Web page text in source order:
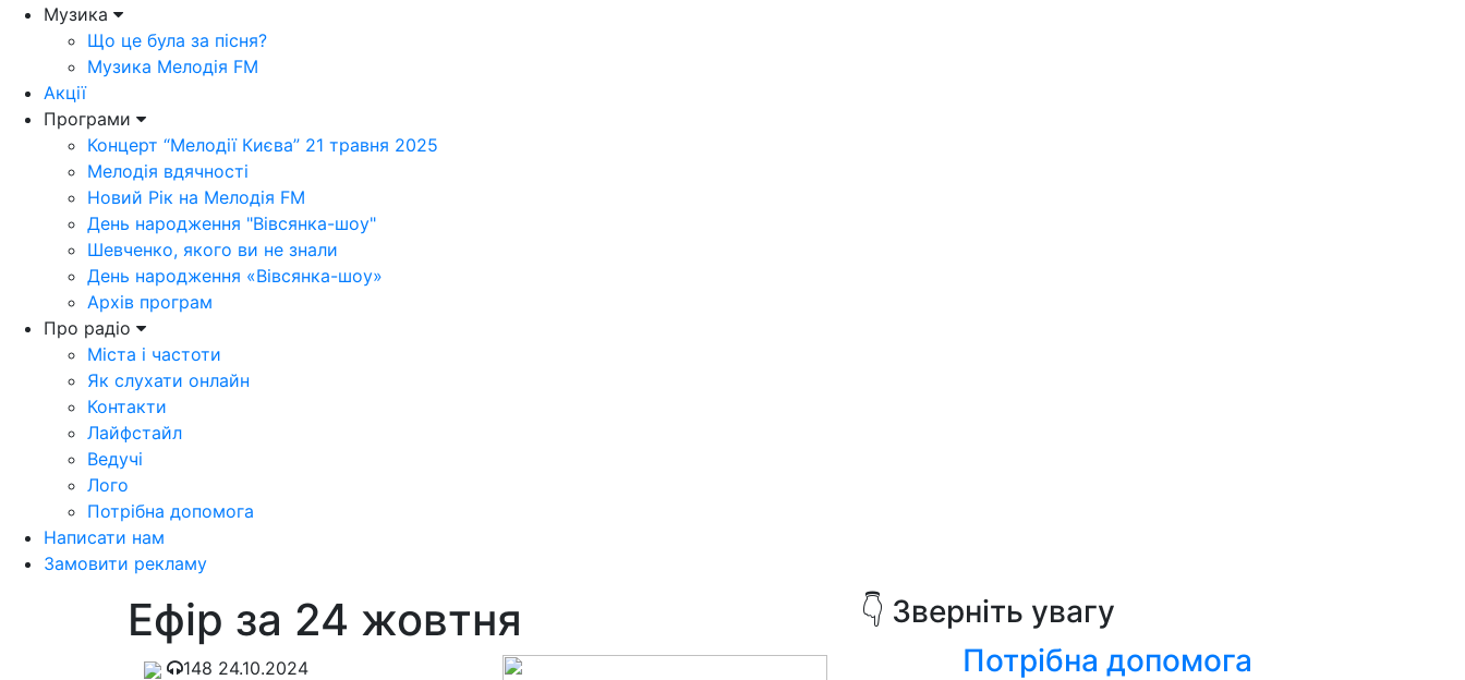
Музика
Що це була за пісня?
Музика Мелодія FM
Акції
Програми
Концерт “Мелодії Києва” 21 травня 2025
Мелодія вдячності
Новий Рік на Мелодія FM
День народження "Вівсянка-шоу"
Шевченко, якого ви не знали
День народження «Вівсянка-шоу»
Архів програм
Про радіо
Міста і частоти
Як слухати онлайн
Контакти
Лайфстайл
Ведучі
Лого
Потрібна допомога
Написати нам
Замовити рекламу
Ефір за 24 жовтня
148 24.10.2024
👇 Зверніть увагу
Потрібна допомога